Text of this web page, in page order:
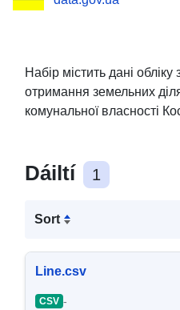
Набір містить дані
отримання земельних
комунальної власності
Dáiltí 1
Sort
Line.csv
CSV -